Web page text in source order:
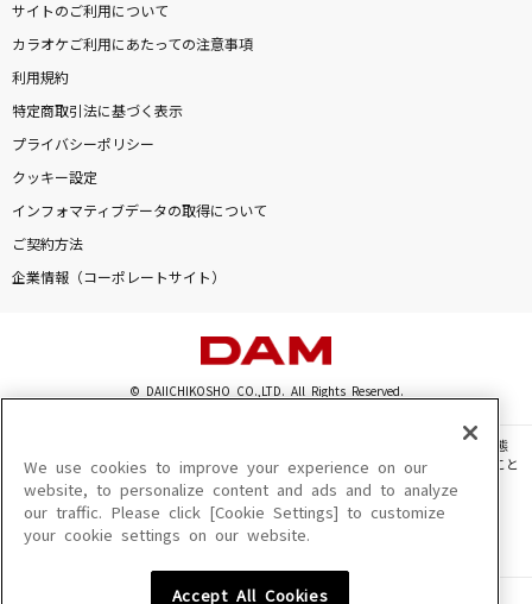
サイトのご利用について
カラオケご利用にあたっての注意事項
利用規約
特定商取引法に基づく表示
プライバシーポリシー
クッキー設定
インフォマティブデータの取得について
ご契約方法
企業情報（コーポレートサイト）
© DAIICHIKOSHO CO.,LTD. All Rights Reserved.
このサイトに掲載されている一切の文章・画像・写真・動画・音声等を、手段や形態
を問わず、著作権法の定める範囲を超えて無断で複製、転載、ファイル化などすること
を禁じます。
楽曲及びコンテンツは、機種によりご利用いただけない場合があります。
楽曲及びコンテンツの配信日、配信内容が変更になる場合があります。
We use cookies to improve your experience on our
website, to personalize content and ads and to analyze
our traffic. Please click [Cookie Settings] to customize
your cookie settings on our website.
Accept All Cookies